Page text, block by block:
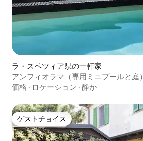
ラ・スペツィア県の一軒家
アンフィオラマ（専用ミニプールと庭）
価格 · ロケーション · 静か
ゲストチョイス
ゲストチョイス